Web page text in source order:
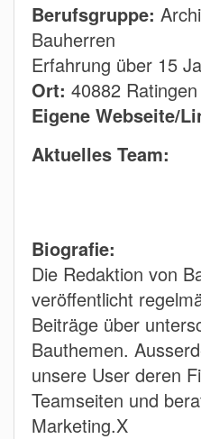
Berufsgruppe:
Bauherren
Erfahrung über 15
Ort: 40882 Ratingen
Eigene Webseite/
Aktuelles Team:
Biografie:
Die Redaktion von
veröffentlicht
Beiträge über
Bauthemen.
unsere User deren
Teamseiten und
Marketing.X